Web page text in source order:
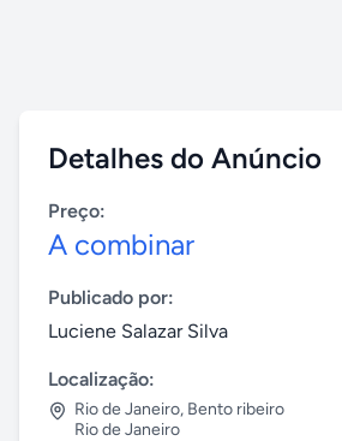
Detalhes do Anúncio
Preço:
A combinar
Publicado por:
Luciene Salazar Silva
Localização:
Rio de Janeiro, Bento ribeiro
Rio de Janeiro